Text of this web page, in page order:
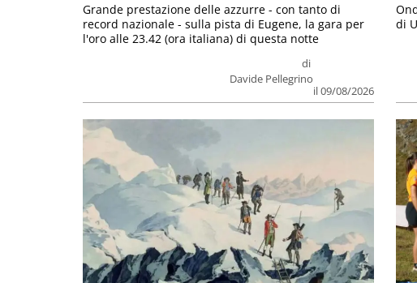
di
Davide Pellegrino
il 09/08/2026
Grande prestazione delle azzurre - con tanto di
record nazionale - sulla pista di Eugene, la gara per
l'oro alle 23.42 (ora italiana) di questa notte
di